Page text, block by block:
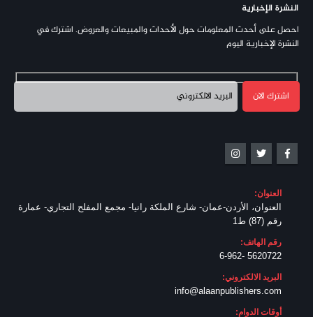
النشرة الإخبارية
احصل على أحدث المعلومات حول الأحداث والمبيعات والعروض. اشترك في
النشرة الإخبارية اليوم
العنوان:
العنوان، الأردن-عمان- شارع الملكة رانيا- مجمع المفلح التجاري- عمارة
رقم (87) ط1
رقم الهاتف:
5620722 -6-962
البريد الالكتروني:
info@alaanpublishers.com
أوقات الدوام: